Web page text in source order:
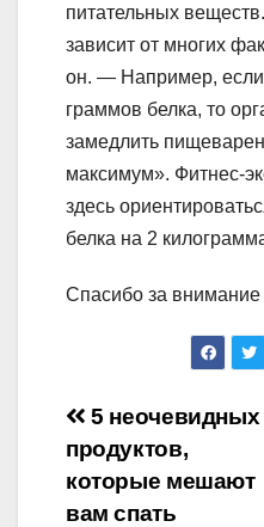
питательных
зависит от многих
он. — Например,
граммов белка, то
замедлить
максимум». Фитнес-
здесь
белка на 2
Спасибо за внимание
Навигация
по
5 неочевидных
продуктов,
которые мешают
вам спать